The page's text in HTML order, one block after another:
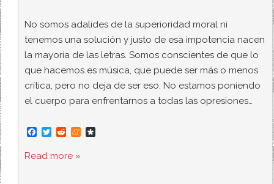
No somos adalides de la superioridad moral ni
tenemos una solución y justo de esa impotencia nacen
la mayoría de las letras. Somos conscientes de que lo
que hacemos es música, que puede ser más o menos
crítica, pero no deja de ser eso. No estamos poniendo
el cuerpo para enfrentarnos a todas las opresiones…
F
c
e
T
i
t
R
d
d
M
Read more »